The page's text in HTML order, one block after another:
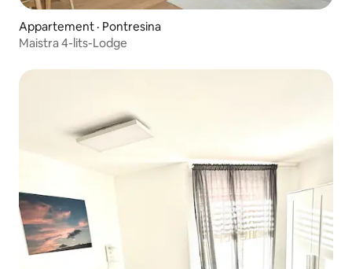
Appartement · Pontresina
Maistra 4-lits-Lodge